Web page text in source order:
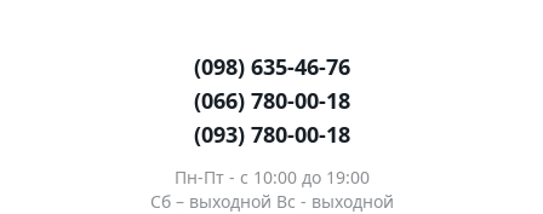
(098) 635-46-76
(066) 780-00-18
(093) 780-00-18
Пн-Пт - c 10:00 до 19:00
Сб – выходной Вс - выходной